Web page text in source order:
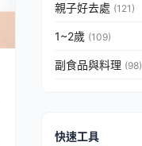
親子好去處 (121)
1~2歲 (109)
副食品與料理 (98)
快速工具